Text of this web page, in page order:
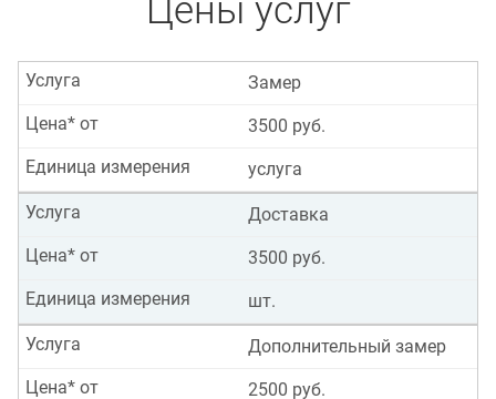
Цены услуг
Замер
Услуга
3500 руб.
Цена* от
услуга
Единица измерения
Доставка
Услуга
3500 руб.
Цена* от
шт.
Единица измерения
Дополнительный замер
Услуга
2500 руб.
Цена* от